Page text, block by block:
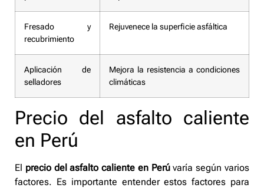
Fresado y
recubrimiento
Rejuvenece la superficie asfáltica
Aplicación de
selladores
Mejora la resistencia a condiciones
climáticas
Precio del asfalto caliente
en Perú
El precio del asfalto caliente en Perúvaría según varios
factores. Es importante entender estos factores para